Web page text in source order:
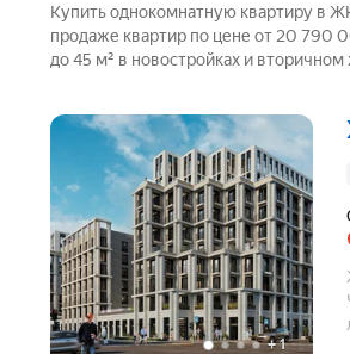
Купить однокомнатную квартиру в
продаже квартир по цене от 20 790
до 45 м² в новостройках и
+1